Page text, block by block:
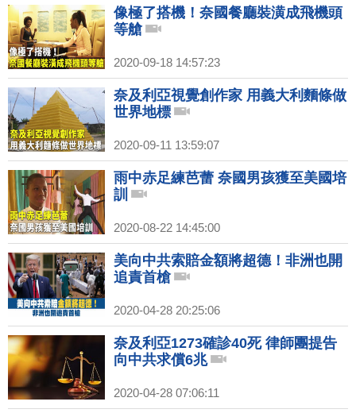
像極了搭機！奈國餐廳裝潢成飛機頭
等艙
2020-09-18 14:57:23
奈及利亞視覺創作家 用義大利麵條做
世界地標
2020-09-11 13:59:07
雨中赤足練芭蕾 奈國男孩獲至美國培
訓
2020-08-22 14:45:00
美向中共索賠金額將超德！非洲也開
追責首槍
2020-04-28 20:25:06
奈及利亞1273確診40死 律師團提告
向中共求償6兆
2020-04-28 07:06:11